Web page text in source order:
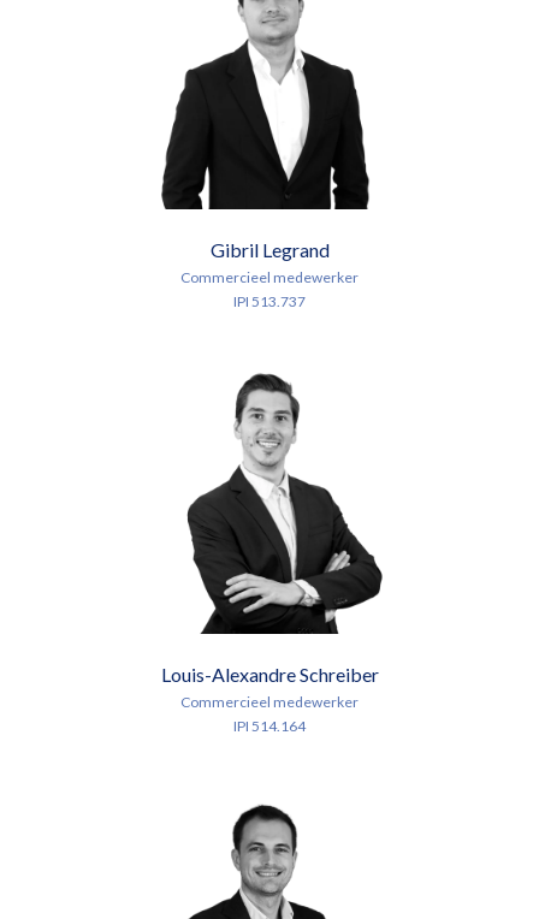
Gibril Legrand
Commercieel medewerker
IPI 513.737
Louis-Alexandre Schreiber
Commercieel medewerker
IPI 514.164